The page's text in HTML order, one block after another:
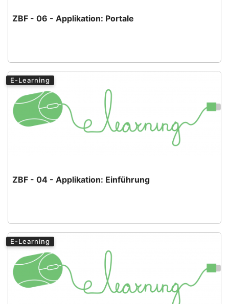
ZBF - 06 - Applikation: Portale
E-Learning
ZBF - 04 - Applikation: Einführung
E-Learning